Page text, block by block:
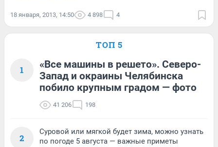
18 января, 2013, 14:50 4 898 4
ТОП 5
1
«Все машины в решето». Северо-
Запад и окраины Челябинска
побило крупным градом — фото
41 206 198
2
Суровой или мягкой будет зима, можно узнать
по погоде 5 августа — важные приметы